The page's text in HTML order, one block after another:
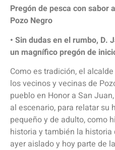
Pregón de pesca con sabor
Pozo Negro
• Sin dudas en el rumbo, D.
un magnífico pregón de
Como es tradición, el
los vecinos y vecinas de
pueblo en Honor a San
al escenario, para relatar su
pequeño y de adulto, como
historia y también la
ayer aislado y hoy parte de